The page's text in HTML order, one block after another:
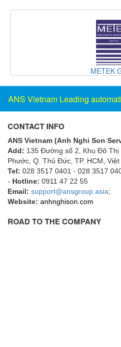
Eaton
EBMPAPST
ECKERLE
Ecom-EX
ECONEX
Edward
EES
EGE Elektronik
Eilersen Vietnam
METEK
ANS Vietnam Leading
CONTACT INFO
ANS Vietnam (Anh Nghi Son
Add: 135 Đường số 2, Khu Đô Thị
Phước, Q. Thủ Đức, TP. HCM ,
Tel: 028 3517 0401 - 028 3517
- Hotline: 0911 47 22 55
Email: support@ansgroup.asia;
Website: anhnghison.com
ROAD TO THE COMPANY